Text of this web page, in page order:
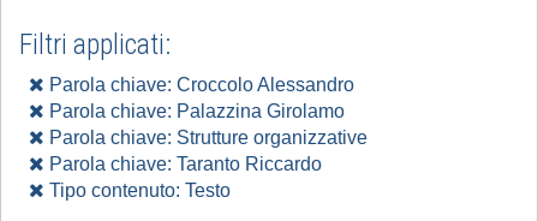
Filtri applicati:
Parola chiave: Croccolo Alessandro
Parola chiave: Palazzina Girolamo
Parola chiave: Strutture organizzative
Parola chiave: Taranto Riccardo
Tipo contenuto: Testo